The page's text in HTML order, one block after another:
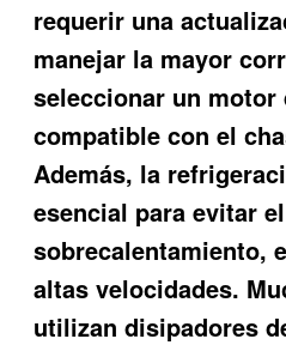
requerir una
manejar la mayor
seleccionar un motor
compatible con el
Además, la
esencial para evitar el
sobrecalentamiento,
altas velocidades.
utilizan disipadores